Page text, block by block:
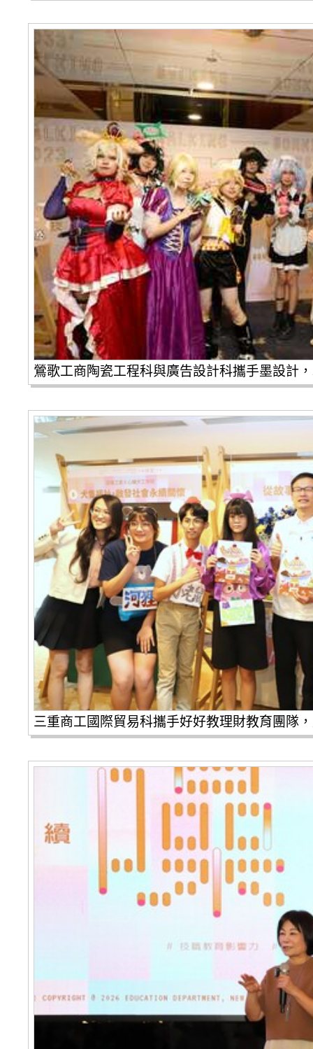
鶯歌工商陶瓷工程科與廣告設計科攜手墨設計
三重商工國際貿易科攜手好好教理財教育團隊